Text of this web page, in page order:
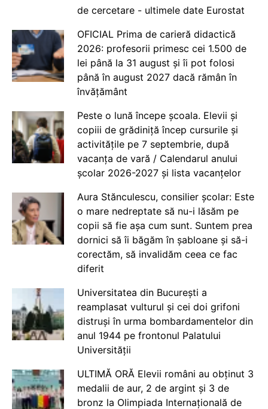
de cercetare - ultimele date Eurostat
OFICIAL Prima de carieră didactică
2026: profesorii primesc cei 1.500 de
lei până la 31 august și îi pot folosi
până în august 2027 dacă rămân în
învățământ
Peste o lună începe școala. Elevii și
copiii de grădiniță încep cursurile și
activitățile pe 7 septembrie, după
vacanța de vară / Calendarul anului
școlar 2026-2027 și lista vacanțelor
Aura Stănculescu, consilier școlar: Este
o mare nedreptate să nu-i lăsăm pe
copii să fie așa cum sunt. Suntem prea
dornici să îi băgăm în șabloane și să-i
corectăm, să invalidăm ceea ce fac
diferit
Universitatea din București a
reamplasat vulturul și cei doi grifoni
distruși în urma bombardamentelor din
anul 1944 pe frontonul Palatului
Universității
ULTIMĂ ORĂ Elevii români au obținut 3
medalii de aur, 2 de argint și 3 de
bronz la Olimpiada Internațională de